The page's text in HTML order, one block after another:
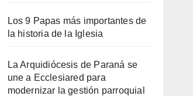
Los 9 Papas más importantes de
la historia de la Iglesia
La Arquidiócesis de Paraná se
une a Ecclesiared para
modernizar la gestión parroquial